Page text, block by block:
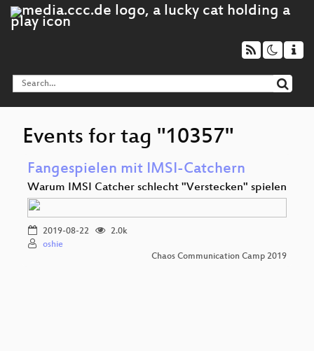
Events for tag "10357"
Fangespielen mit IMSI-Catchern
Warum IMSI Catcher schlecht "Verstecken" spielen
2019-08-22
2.0k
oshie
Chaos Communication Camp 2019